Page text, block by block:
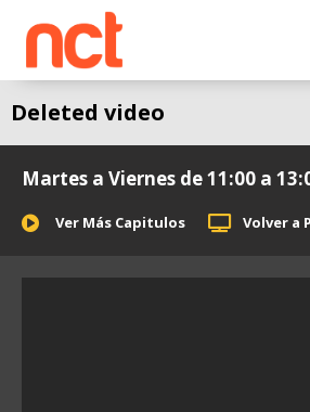
contenido
Deleted video
Martes a Viernes de 11:00 a
Ver Más Capitulos Volver a